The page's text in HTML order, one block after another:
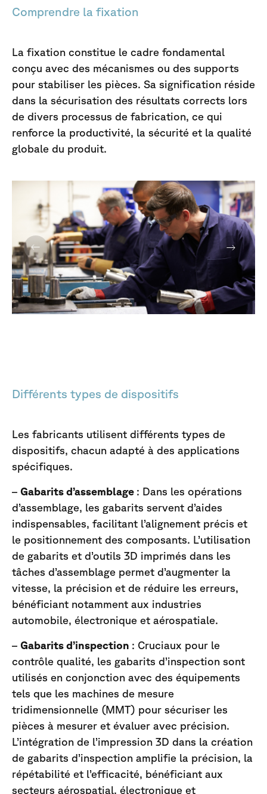
Comprendre la fixation
La fixation constitue le cadre fondamental
conçu avec des mécanismes ou des supports
pour stabiliser les pièces. Sa signification réside
dans la sécurisation des résultats corrects lors
de divers processus de fabrication, ce qui
renforce la productivité, la sécurité et la qualité
globale du produit.
Différents types de dispositifs
Les fabricants utilisent différents types de
dispositifs, chacun adapté à des applications
spécifiques.
– Gabarits d’assemblage : Dans les opérations
d’assemblage, les gabarits servent d’aides
indispensables, facilitant l’alignement précis et
le positionnement des composants. L’utilisation
de gabarits et d’outils 3D imprimés dans les
tâches d’assemblage permet d’augmenter la
vitesse, la précision et de réduire les erreurs,
bénéficiant notamment aux industries
automobile, électronique et aérospatiale.
– Gabarits d’inspection : Cruciaux pour le
contrôle qualité, les gabarits d’inspection sont
utilisés en conjonction avec des équipements
tels que les machines de mesure
tridimensionnelle (MMT) pour sécuriser les
pièces à mesurer et évaluer avec précision.
L’intégration de l’impression 3D dans la création
de gabarits d’inspection amplifie la précision, la
répétabilité et l’efficacité, bénéficiant aux
secteurs aérospatial, électronique et